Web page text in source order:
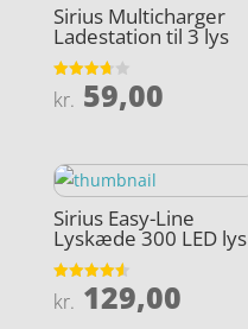
Sirius Multicharger
Ladestation til 3 lys
Vurderet
3.7
kr. 59,00
Sirius Easy-Line
Lyskæde 300 LED lys
Vurderet
4.6
kr. 129,00